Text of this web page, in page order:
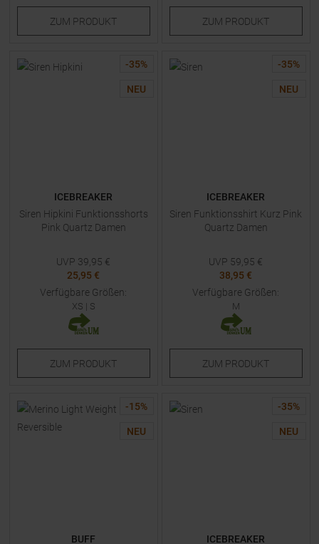
ZUM PRODUKT ZUM PRODUKT
-35%
NEU
ICEBREAKER
Siren Hipkini Funktionsshorts
Pink Quartz Damen
UVP 39,95 €
25,95 €
Verfügbare Größen:
XS | S
ZUM PRODUKT
-35%
NEU
ICEBREAKER
Siren Funktionsshirt Kurz Pink
Quartz Damen
UVP 59,95 €
38,95 €
Verfügbare Größen:
M
ZUM PRODUKT
-15%
NEU
BUFF
-35%
NEU
ICEBREAKER